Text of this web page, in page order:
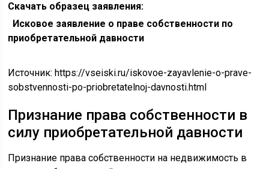
Скачать образец заявления:
Исковое заявление о праве собственности по
приобретательной давности
Источник:https://vseiski.ru/iskovoe-zayavlenie-o-prave-
sobstvennosti-po-priobretatelnoj-davnosti.html
Признание права собственности в
силу приобретательной давности
Признание права собственности на недвижимость в